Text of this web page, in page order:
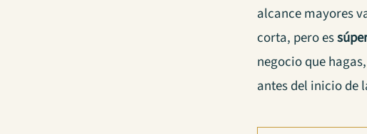
alcance mayores
corta, pero es
negocio que
antes del inicio de